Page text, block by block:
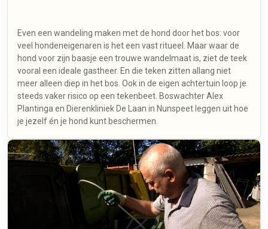
Even een wandeling maken met de hond door het bos: voor
veel hondeneigenaren is het een vast ritueel. Maar waar de
hond voor zijn baasje een trouwe wandelmaat is, ziet de teek
vooral een ideale gastheer. En die teken zitten allang niet
meer alleen diep in het bos. Ook in de eigen achtertuin loop je
steeds vaker risico op een tekenbeet. Boswachter Alex
Plantinga en Dierenkliniek De Laan in Nunspeet leggen uit hoe
je jezelf én je hond kunt beschermen.